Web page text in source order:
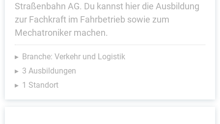
Straßenbahn AG. Du kannst hier die Ausbildung
zur Fachkraft im Fahrbetrieb sowie zum
Mechatroniker machen.
Branche: Verkehr und Logistik
3 Ausbildungen
1 Standort